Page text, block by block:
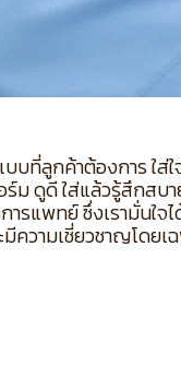
ที่ลูกค้าต้องการ ใส่ใ
ร์ม ดูดี ใส่แล้วรู้สึกสบ
รแพทย์ ซึ่งเรามั่นใจไ
วามเชี่ยวชาญโดยเฉ